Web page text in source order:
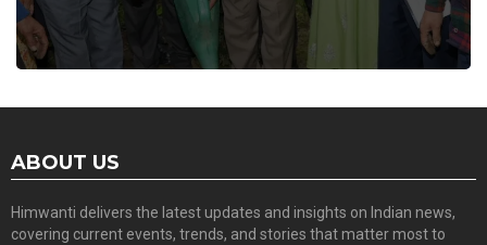
ABOUT US
Himwanti delivers the latest updates and insights on Indian news,
covering current events, trends, and stories that matter most to